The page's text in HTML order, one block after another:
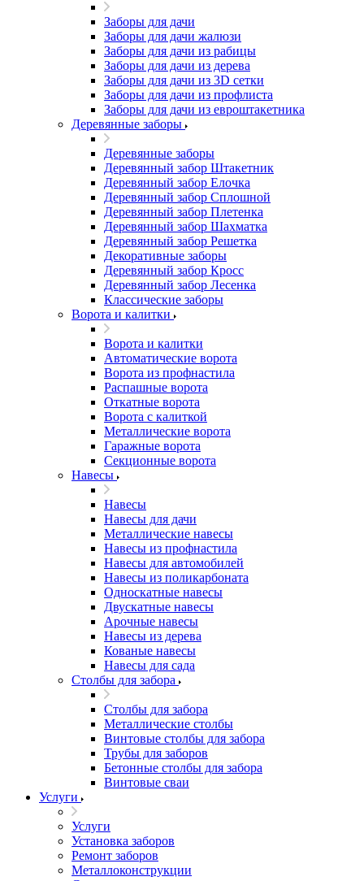
Заборы для дачи
Заборы для дачи жалюзи
Заборы для дачи из рабицы
Заборы для дачи из дерева
Заборы для дачи из 3D сетки
Заборы для дачи из профлиста
Заборы для дачи из евроштакетника
Деревянные заборы
Деревянные заборы
Деревянный забор Штакетник
Деревянный забор Елочка
Деревянный забор Сплошной
Деревянный забор Плетенка
Деревянный забор Шахматка
Деревянный забор Решетка
Декоративные заборы
Деревянный забор Кросс
Деревянный забор Лесенка
Классические заборы
Ворота и калитки
Ворота и калитки
Автоматические ворота
Ворота из профнастила
Распашные ворота
Откатные ворота
Ворота с калиткой
Металлические ворота
Гаражные ворота
Секционные ворота
Навесы
Навесы
Навесы для дачи
Металлические навесы
Навесы из профнастила
Навесы для автомобилей
Навесы из поликарбоната
Односкатные навесы
Двускатные навесы
Арочные навесы
Навесы из дерева
Кованые навесы
Навесы для сада
Столбы для забора
Столбы для забора
Металлические столбы
Винтовые столбы для забора
Трубы для заборов
Бетонные столбы для забора
Винтовые сваи
Услуги
Услуги
Установка заборов
Ремонт заборов
Металлоконструкции